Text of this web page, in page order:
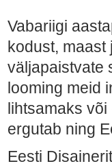
Vabariigi
kodust, maast
väljapaistvate
looming meid
lihtsamaks
ergutab ning
Eesti